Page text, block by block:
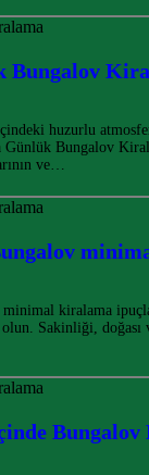
Bungalov
huzurlu
Günlük Bungalov
ve…
minimal kiralama
Sakinliği, doğası